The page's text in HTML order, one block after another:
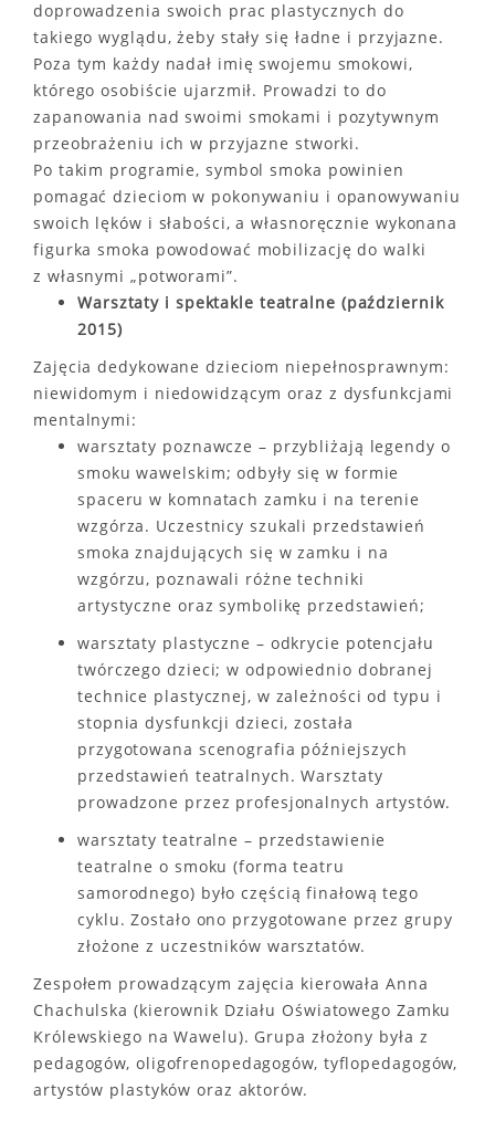
doprowadzenia swoich prac plastycznych do
takiego wyglądu, żeby stały się ładne i przyjazne.
Poza tym każdy nadał imię swojemu smokowi,
którego osobiście ujarzmił. Prowadzi to do
zapanowania nad swoimi smokami i pozytywnym
przeobrażeniu ich w przyjazne stworki.
Po takim programie, symbol smoka powinien
pomagać dzieciom w pokonywaniu i opanowywaniu
swoich lęków i słabości, a własnoręcznie wykonana
figurka smoka powodować mobilizację do walki
z własnymi „potworami”.
Warsztaty i spektakle teatralne (październik
2015)
Zajęcia dedykowane dzieciom niepełnosprawnym:
niewidomym i niedowidzącym oraz z dysfunkcjami
mentalnymi:
warsztaty poznawcze – przybliżają legendy o
smoku wawelskim; odbyły się w formie
spaceru w komnatach zamku i na terenie
wzgórza. Uczestnicy szukali przedstawień
smoka znajdujących się w zamku i na
wzgórzu, poznawali różne techniki
artystyczne oraz symbolikę przedstawień;
warsztaty plastyczne – odkrycie potencjału
twórczego dzieci; w odpowiednio dobranej
technice plastycznej, w zależności od typu i
stopnia dysfunkcji dzieci, została
przygotowana scenografia późniejszych
przedstawień teatralnych. Warsztaty
prowadzone przez profesjonalnych artystów.
warsztaty teatralne – przedstawienie
teatralne o smoku (forma teatru
samorodnego) było częścią finałową tego
cyklu. Zostało ono przygotowane przez grupy
złożone z uczestników warsztatów.
Zespołem prowadzącym zajęcia kierowała Anna
Chachulska (kierownik Działu Oświatowego Zamku
Królewskiego na Wawelu). Grupa złożony była z
pedagogów, oligofrenopedagogów, tyflopedagogów,
artystów plastyków oraz aktorów.